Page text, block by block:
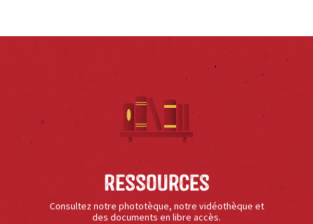
Ressources
Consultez notre phototèque, notre vidéothèque et
des documents en libre accès.